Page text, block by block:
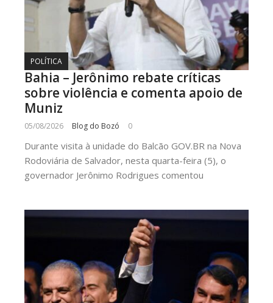
POLÍTICA
Bahia – Jerônimo rebate críticas
sobre violência e comenta apoio de
Muniz
05/08/2026 Blog do Bozó 0
Durante visita à unidade do Balcão GOV.BR na Nova
Rodoviária de Salvador, nesta quarta-feira (5), o
governador Jerônimo Rodrigues comentou